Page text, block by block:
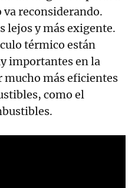
va reconsiderando.
lejos y más exigente.
térmico están
importantes en la
mucho más eficientes
como el